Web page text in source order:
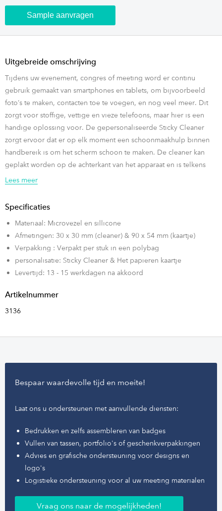
Sample aanvragen
Uitgebreide omschrijving
Tijdens uw evenement, congres of meeting word er continu
gebruik gemaakt van smartphones en tablets, om bijvoorbeeld
foto’s te maken, contacten toe te voegen, en nog veel meer. Dit
zorgt voor stoffige, vettige en vieze telefoons, maar hier is een
handige oplossing voor. De gepersonaliseerde Sticky Cleaner
zorgt ervoor dat er op elk moment een schoonmaakhulp binnen
handbereik is om het scherm schoon te maken. De cleaner kan
geplakt worden op de achterkant van het apparaat en is telkens
opnieuw te gebruiken! Het product is volledig te personaliseren,
Verras uw deelnemers met een handig product, waarbij uw logo,
sponsor of illustraties regelmatig onder de aandacht komt!
Lees meer
Specificaties
Materiaal: Microvezel en sillicone
Afmetingen: 30 x 30 mm (cleaner) & 90 x 54 mm (kaartje)
Verpakking : Verpakt per stuk in een polybag
personalisatie: Sticky Cleaner & Het papieren kaartje
Levertijd: 13 - 15 werkdagen na akkoord
Artikelnummer
3136
Bespaar waardevolle tijd en moeite!
Laat ons u ondersteunen met aanvullende diensten:
Bedrukken en zelfs assembleren van badges
Vullen van tassen, portfolio's of geschenkverpakkingen
Advies en grafische ondersteuning voor designs en
logo's
Logistieke ondersteuning voor al uw meeting materialen
Vraag ons naar de mogelijkheden!